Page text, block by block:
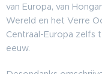
van Europa, van
Wereld en het Verre
Centraal-Europa zelfs
eeuw.